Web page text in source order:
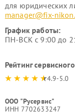
для юридических
manager@fix-
График работы:
ПН-ВСК с 9:00 до
Рейтинг
4.9-5.0
ООО "Русервис"
ИНН 7702633247